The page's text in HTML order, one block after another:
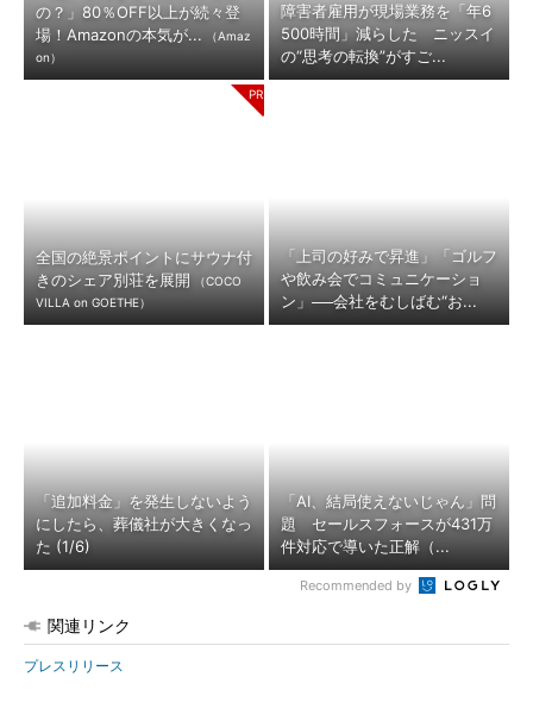
の？」80％OFF以上が続々登
場！Amazonの本気が...
（Amaz
on）
障害者雇用が現場業務を「年6
500時間」減らした ニッスイ
の“思考の転換”がすご...
全国の絶景ポイントにサウナ付
きのシェア別荘を展開
（COCO
VILLA on GOETHE）
「上司の好みで昇進」「ゴルフ
や飲み会でコミュニケーショ
ン」──会社をむしばむ“お...
「追加料金」を発生しないよう
にしたら、葬儀社が大きくなっ
た (1/6)
「AI、結局使えないじゃん」問
題 セールスフォースが431万
件対応で導いた正解（...
Recommended by
関連リンク
プレスリリース